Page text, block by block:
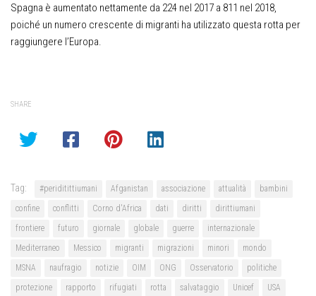
Spagna è aumentato nettamente da 224 nel 2017 a 811 nel 2018,
poiché un numero crescente di migranti ha utilizzato questa rotta per
raggiungere l’Europa.
SHARE
Tag: #periditittiumani Afganistan associazione attualità
bambini
confine
conflitti Corno d'Africa dati diritti
dirittiumani
frontiere
futuro giornale globale guerre
internazionale
Mediterraneo
Messico migranti migrazioni minori
mondo
MSNA
naufragio notizie OIM ONG Osservatorio
politiche
protezione
rapporto rifugiati rotta salvataggio Unicef USA